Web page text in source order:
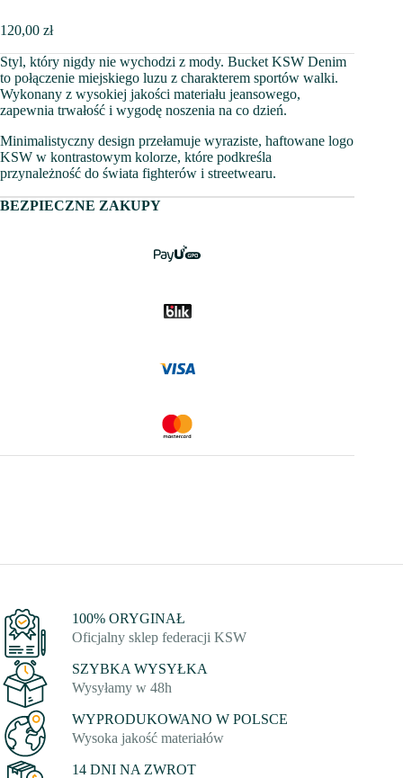
120,00 zł
Styl, który nigdy nie wychodzi z mody. Bucket KSW Denim
to połączenie miejskiego luzu z charakterem sportów walki.
Wykonany z wysokiej jakości materiału jeansowego,
zapewnia trwałość i wygodę noszenia na co dzień.
Minimalistyczny design przełamuje wyraziste, haftowane logo
KSW w kontrastowym kolorze, które podkreśla
przynależność do świata fighterów i streetwearu.
BEZPIECZNE ZAKUPY
100% ORYGINAŁ
Oficjalny sklep federacji KSW
SZYBKA WYSYŁKA
Wysyłamy w 48h
WYPRODUKOWANO W POLSCE
Wysoka jakość materiałów
14 DNI NA ZWROT